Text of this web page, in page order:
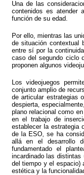
Una de las
contenidos es atender
función de su edad.
Por ello, mientras las
de situación contextual
entre sí por la
caso del segundo ciclo
proponen algunos
Los videojuegos
conjunto amplio de
de articular estrategias
despierta,
plano relacional como
en el trabajo de
establecer la estrategia
de la ESO, se ha
allá en el desarrollo
fundamentado el
incardinado las
del tiempo y el espacio)
estética y la